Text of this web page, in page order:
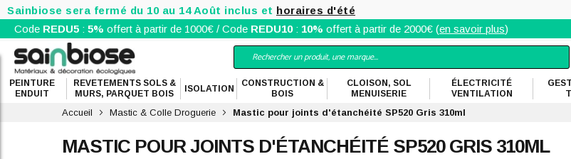
Sainbiose sera fermé du 10 au 14 Août inclus et horaires d'été
Code REDU5 :5% offert à partir de 1000€ / Code REDU10: 10% offert à partir de 2000€ (en savoir plus)
PEINTURE
ENDUIT
REVETEMENTS SOLS &
MURS, PARQUET BOIS
ISOLATION
CONSTRUCTION &
BOIS
CLOISON, SOL
MENUISERIE
ÉLECTRICITÉ
VENTILATION
Accueil Mastic & Colle Droguerie Mastic pour joints d'étanchéité SP520 Gris 310ml
MASTIC POUR JOINTS D'ÉTANCHÉITÉ SP520 GRIS 310ML